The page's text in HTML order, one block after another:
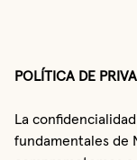
POLÍTICA DE
La
fundamentales de